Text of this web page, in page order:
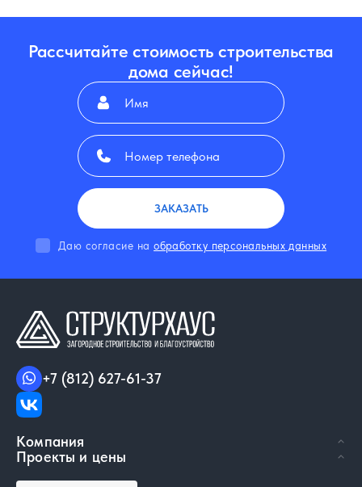
Рассчитайте стоимость строительства
дома сейчас!
ЗАКАЗАТЬ
Даю согласие наобработку персональных данных
Компания
Проекты и цены
+7 (812) 627-61-37